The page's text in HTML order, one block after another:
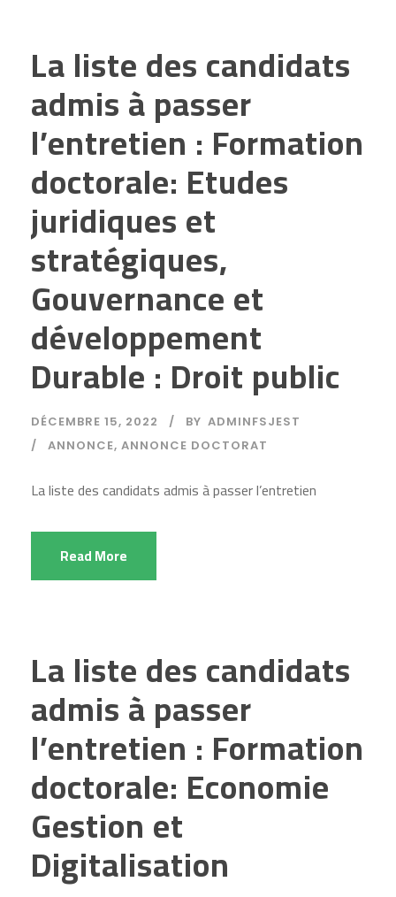
La liste des candidats
admis à passer
l’entretien : Formation
doctorale: Etudes
juridiques et
stratégiques,
Gouvernance et
développement
Durable : Droit public
DÉCEMBRE 15, 2022 BY ADMINFSJEST
ANNONCE, ANNONCE DOCTORAT
La liste des candidats admis à passer l’entretien
Read More
La liste des candidats
admis à passer
l’entretien : Formation
doctorale: Economie
Gestion et
Digitalisation